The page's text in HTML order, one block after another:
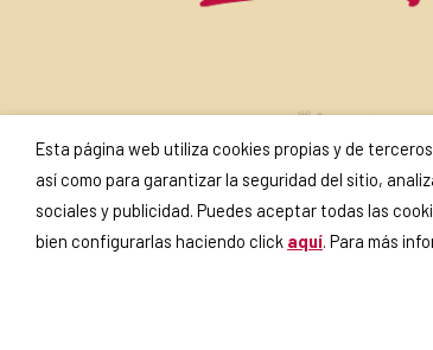
Esta página web utiliza cookies propias y de
así como para garantizar la seguridad del sitio,
sociales y publicidad. Puedes aceptar todas las
bien configurarlas haciendo click aquí. Para más